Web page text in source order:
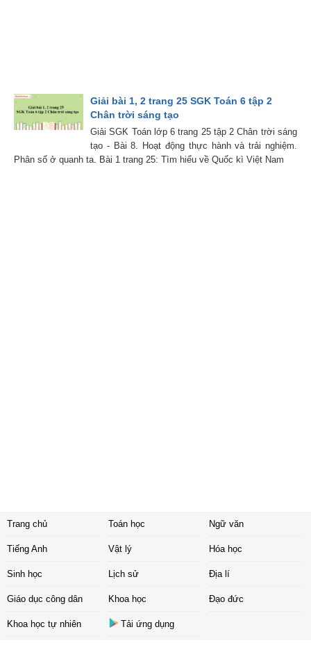
Giải bài 1, 2 trang 25 SGK Toán 6 tập 2
Chân trời sáng tạo
Giải SGK Toán lớp 6 trang 25 tập 2 Chân trời sáng
tạo - Bài 8. Hoạt động thực hành và trải nghiệm.
Phân số ở quanh ta. Bài 1 trang 25: Tìm hiểu về Quốc kì Việt Nam
Trang chủ Toán học Ngữ văn
Tiếng Anh Vật lý Hóa học
Sinh học Lịch sử Địa lí
Giáo dục công dân Khoa học Đạo đức
Khoa học tự nhiên Tải ứng dụng